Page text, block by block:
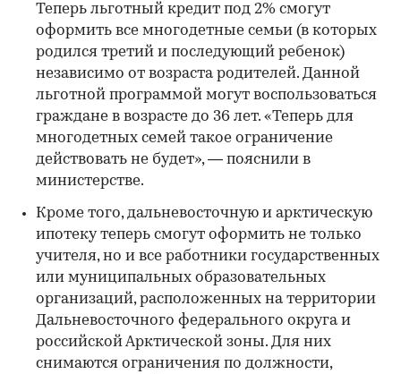
Теперь льготный кредит под 2% смогут
оформить все многодетные семьи (в которых
родился третий и последующий ребенок)
независимо от возраста родителей. Данной
льготной программой могут воспользоваться
граждане в возрасте до 36 лет. «Теперь для
многодетных семей такое ограничение
действовать не будет», — пояснили в
министерстве.
Кроме того, дальневосточную и арктическую
ипотеку теперь смогут оформить не только
учителя, но и все работники государственных
или муниципальных образовательных
организаций, расположенных на территории
Дальневосточного федерального округа и
российской Арктической зоны. Для них
снимаются ограничения по должности,